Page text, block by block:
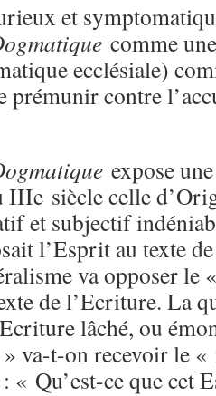
et
comme
ecclésiale)
prémunir contre
expose
siècle celle
et subjectif
l’Esprit au texte
va opposer le
de l’Ecriture. La
lâché, ou
va-t-on recevoir le
Qu’est-ce que cet